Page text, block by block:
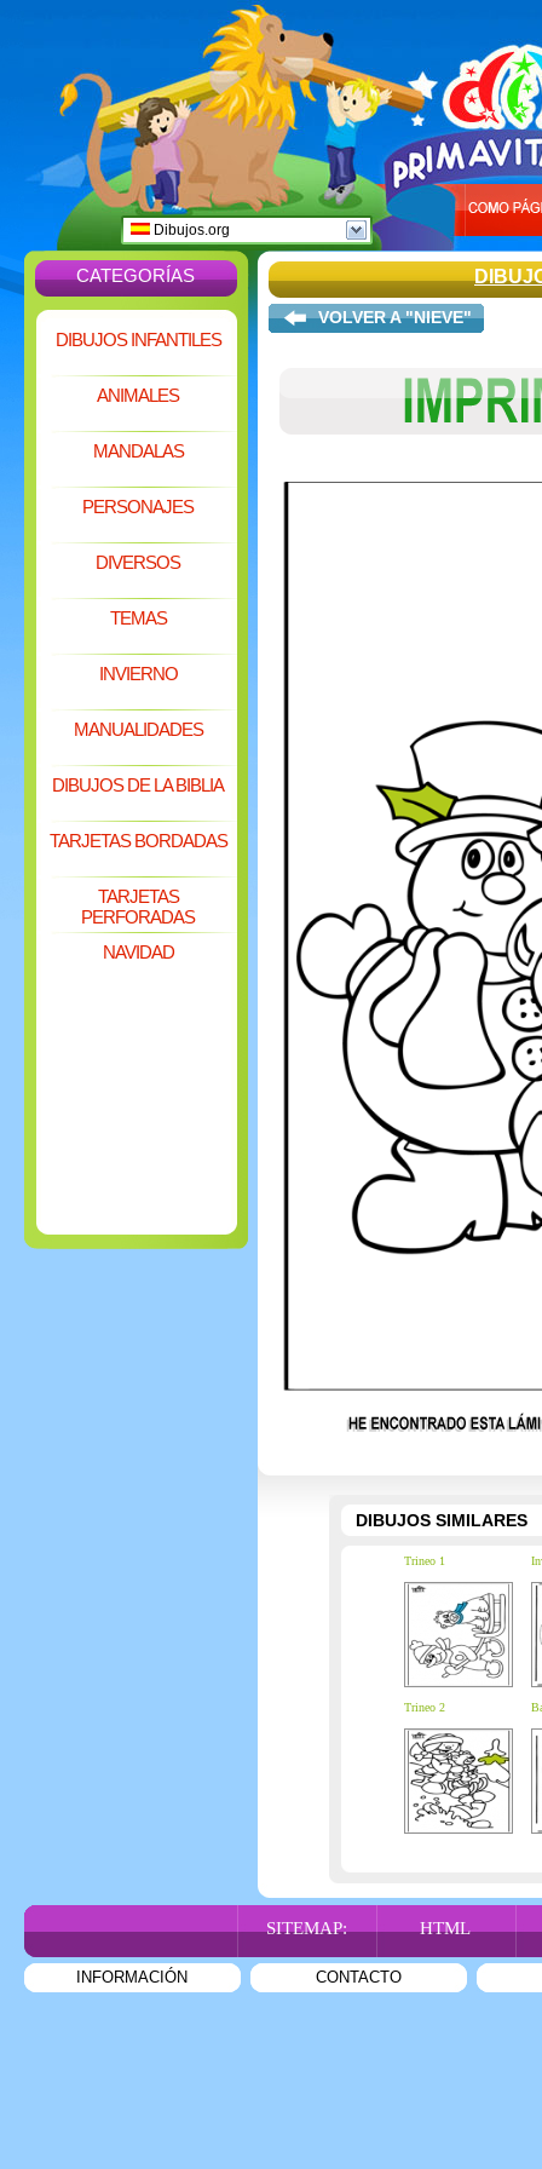
Dibujos.org
CATEGORÍAS
DIBUJOS INFANTILES
ANIMALES
MANDALAS
PERSONAJES
DIVERSOS
TEMAS
INVIERNO
MANUALIDADES
DIBUJOS DE LA BIBLIA
TARJETAS BORDADAS
TARJETAS
PERFORADAS
NAVIDAD
VOLVER A "NIEVE"
DIBUJOS SIMILARES
Trineo 1
Trineo 2
SITEMAP: HTML
INFORMACIÓN CONTACTO